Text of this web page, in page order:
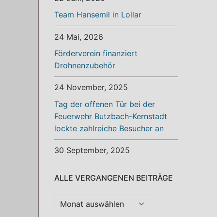
Team Hansemil in Lollar
24 Mai, 2026
Förderverein finanziert
Drohnenzubehör
24 November, 2025
Tag der offenen Tür bei der
Feuerwehr Butzbach-Kernstadt
lockte zahlreiche Besucher an
30 September, 2025
ALLE VERGANGENEN BEITRÄGE
Alle